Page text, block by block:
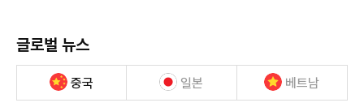
글로벌 뉴스
중국 일본 베트남